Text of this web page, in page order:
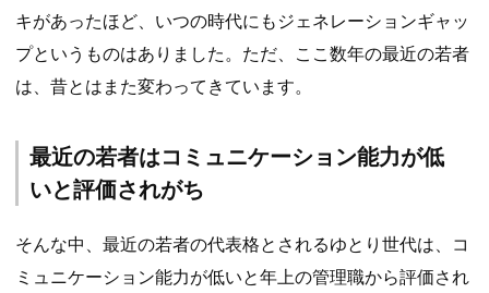
キがあったほど、いつの時代にもジェネレーションギャッ
プというものはありました。ただ、ここ数年の最近の若者
は、昔とはまた変わってきています。
最近の若者はコミュニケーション能力が低
いと評価されがち
そんな中、最近の若者の代表格とされるゆとり世代は、コ
ミュニケーション能力が低いと年上の管理職から評価され